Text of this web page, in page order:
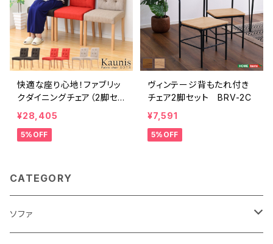
快適な座り心地！ファブリッ
クダイニングチェア（2脚セッ
ト）【-Kaunis-カウニス】 S
H-01KAUNIS
¥28,405
5%OFF
ヴィンテージ背もたれ付き
チェア2脚セット BRV-2C
¥7,591
5%OFF
CATEGORY
ソファ